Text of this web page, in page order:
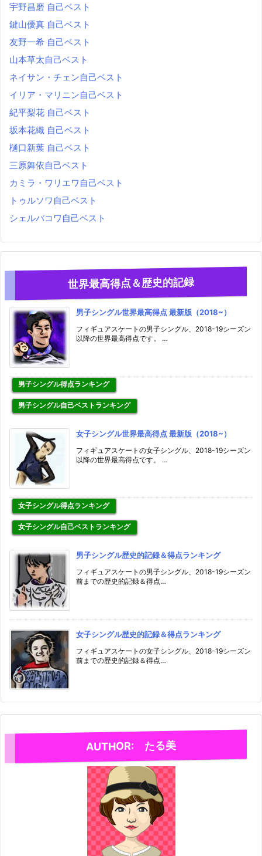
宇野昌磨 自己ベスト
鍵山優真 自己ベスト
友野一希 自己ベスト
山本草太自己ベスト
ネイサン・チェン自己ベスト
イリア・マリニン自己ベスト
紀平梨花 自己ベスト
坂本花織 自己ベスト
樋口新葉 自己ベスト
三原舞依自己ベスト
カミラ・ワリエワ自己ベスト
トゥルソワ自己ベスト
シェルバコワ自己ベスト
世界最高得点＆歴史的記録
男子シングル世界最高得点 最新版（2018~）
フィギュアスケートの男子シングル、2018-19シーズン
以降の世界最高得点です。 …
男子シングル得点ランキング
男子シングル自己ベストランキング
女子シングル世界最高得点 最新版（2018~）
フィギュアスケートの女子シングル、2018-19シーズン
以降の世界最高得点です。 …
女子シングル得点ランキング
女子シングル自己ベストランキング
男子シングル歴史的記録＆得点ランキング
フィギュアスケートの男子シングル、2018-19シーズン
前までの歴史的記録＆得点…
女子シングル歴史的記録＆得点ランキング
フィギュアスケートの女子シングル、2018-19シーズン
前までの歴史的記録＆得点…
AUTHOR: たる美